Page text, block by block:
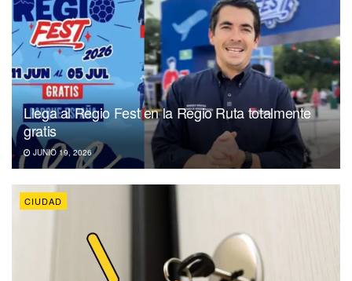
Llega al Regio Fest en la Regio Ruta totalmente
gratis
JUNIO 19, 2026
CIUDAD